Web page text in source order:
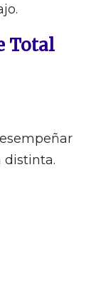
Total
distinta.